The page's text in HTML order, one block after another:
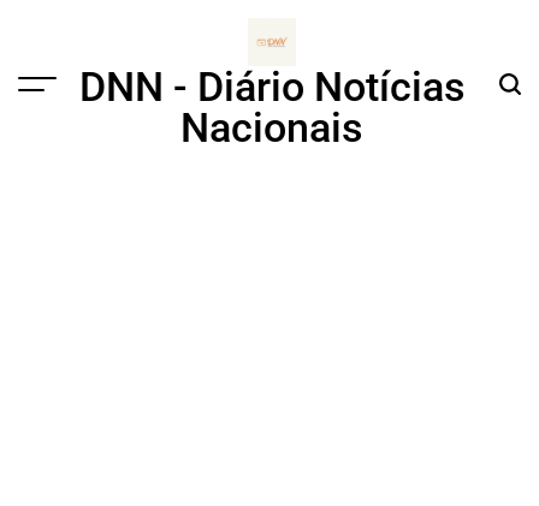
Menu
DNN - Diário Notícias
Nacionais